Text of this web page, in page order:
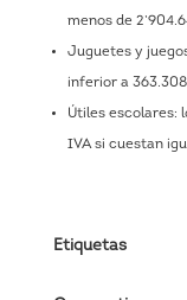
menos de
Juguetes y
inferior a 363.308
Útiles escolares:
IVA si cuestan
Etiquetas